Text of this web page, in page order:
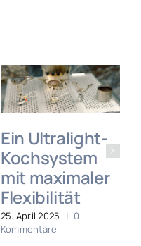
Ein Ultralight-
Kochsystem
mit maximaler
Flexibilität
25. April 2025 | 0
Kommentare